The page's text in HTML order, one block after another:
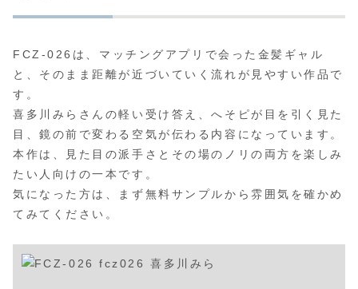
FCZ-026は、マッチングアプリで会った金髪ギャル
と、そのまま距離が近づいていく流れが見やすい作品で
す。
喜多川みらさんの軽い受け答え、へそピが目を引く見た
目、鏡の前で変わる空気が伝わる内容になっています。
本作は、見た目の派手さとその場のノリの両方を楽しみ
たい人向けの一本です。
気になった方は、まず無料サンプルから雰囲気を確かめ
てみてください。